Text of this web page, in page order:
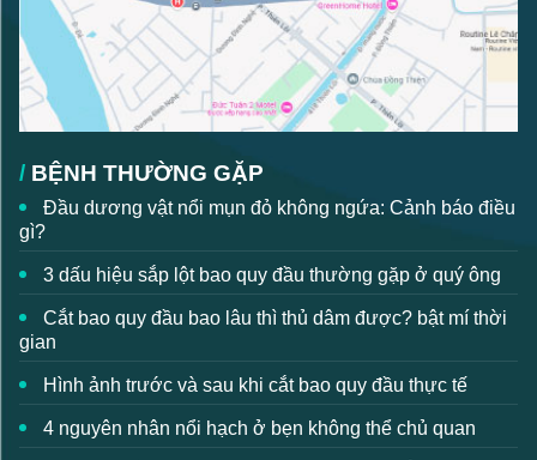
BỆNH THƯỜNG GẶP
Đầu dương vật nổi mụn đỏ không ngứa: Cảnh báo điều
gì?
3 dấu hiệu sắp lột bao quy đầu thường gặp ở quý ông
Cắt bao quy đầu bao lâu thì thủ dâm được? bật mí thời
gian
Hình ảnh trước và sau khi cắt bao quy đầu thực tế
4 nguyên nhân nổi hạch ở bẹn không thể chủ quan